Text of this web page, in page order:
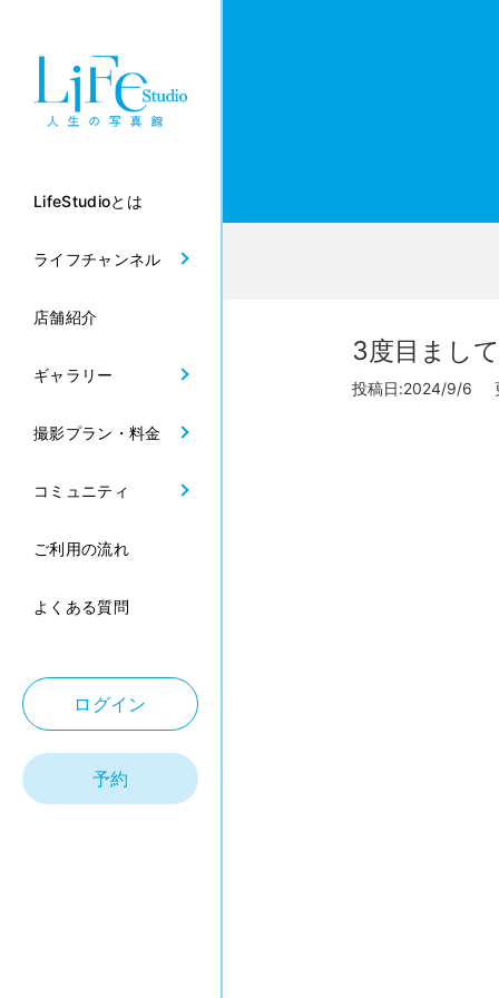
LifeStudioとは
ライフチャンネル
店舗紹介
ギャラリー
撮影プラン・料金
コミュニティ
ご利用の流れ
よくある質問
ログイン
予約
3度目まし
投稿日:2024/9/6